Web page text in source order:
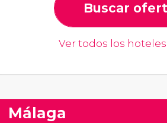
Buscar
Ver todos los
Málaga